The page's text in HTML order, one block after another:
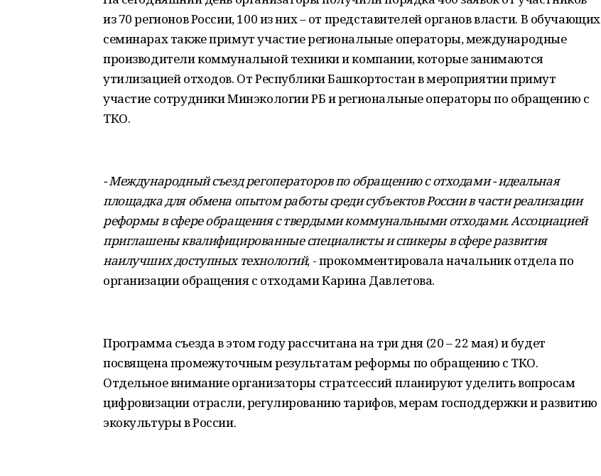
из 70 регионов России, 100 из них – от представителей органов власти. В обучающих
семинарах также примут участие региональные операторы, международные
производители коммунальной техники и компании, которые занимаются
утилизацией отходов. От Республики Башкортостан в мероприятии примут
участие сотрудники Минэкологии РБ и региональные операторы по обращению с
ТКО.
- Международный съезд регоператоров по обращению с отходами - идеальная
площадка для обмена опытом работы среди субъектов России в части реализации
реформы в сфере обращения с твердыми коммунальными отходами. Ассоциацией
приглашены квалифицированные специалисты и спикеры в сфере развития
наилучших доступных технологий, - прокомментировала начальник отдела по
организации обращения с отходами Карина Давлетова.
Программа съезда в этом году рассчитана на три дня (20 – 22 мая) и будет
посвящена промежуточным результатам реформы по обращению с ТКО.
Отдельное внимание организаторы стратсессий планируют уделить вопросам
цифровизации отрасли, регулированию тарифов, мерам господдержки и развитию
экокультуры в России.